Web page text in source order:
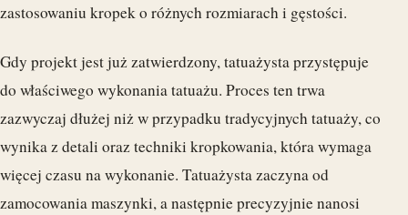
zastosowaniu kropek o różnych rozmiarach i gęstości.
Gdy projekt jest już zatwierdzony, tatuażysta przystępuje
do właściwego wykonania tatuażu. Proces ten trwa
zazwyczaj dłużej niż w przypadku tradycyjnych tatuaży, co
wynika z detali oraz techniki kropkowania, która wymaga
więcej czasu na wykonanie. Tatuażysta zaczyna od
zamocowania maszynki, a następnie precyzyjnie nanosi